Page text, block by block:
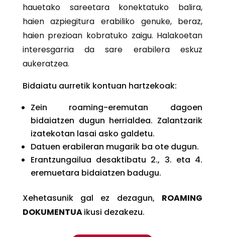
hauetako sareetara konektatuko balira,
haien azpiegitura erabiliko genuke, beraz,
haien prezioan kobratuko zaigu. Halakoetan
interesgarria da sare erabilera eskuz
aukeratzea.
Bidaiatu aurretik kontuan hartzekoak:
Zein roaming-eremutan dagoen
bidaiatzen dugun herrialdea. Zalantzarik
izatekotan lasai asko galdetu.
Datuen erabileran mugarik ba ote dugun.
Erantzungailua desaktibatu 2., 3. eta 4.
eremuetara bidaiatzen badugu.
Xehetasunik gal ez dezagun, ROAMING
DOKUMENTUAikusi dezakezu.